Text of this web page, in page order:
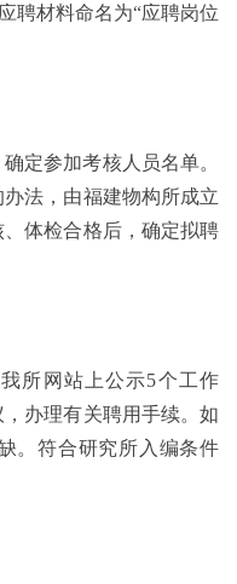
聘材料命名为“应聘岗位
定参加考核人员名单。
法，由福建物构所成立
体检合格后，确定拟聘
所网站上公示5个工作
办理有关聘用手续。如
。符合研究所入编条件